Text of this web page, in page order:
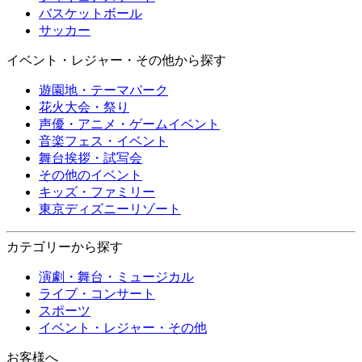
バスケットボール
サッカー
イベント・レジャー・その他から探す
遊園地・テーマパーク
花火大会・祭り
声優・アニメ・ゲームイベント
音楽フェス・イベント
舞台挨拶・試写会
その他のイベント
キッズ・ファミリー
東京ディズニーリゾート
カテゴリーから探す
演劇・舞台・ミュージカル
ライブ・コンサート
スポーツ
イベント・レジャー・その他
お客様へ